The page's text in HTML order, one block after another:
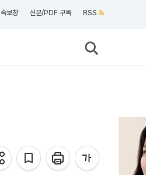
속보창 신문/PDF 구독 RSS